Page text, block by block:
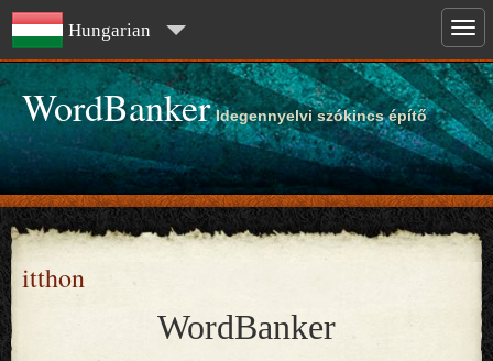
Hungarian
WordBanker Idegennyelvi szókincs építő
itthon
WordBanker